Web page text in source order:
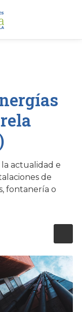
actualidad e
de
fontanería o